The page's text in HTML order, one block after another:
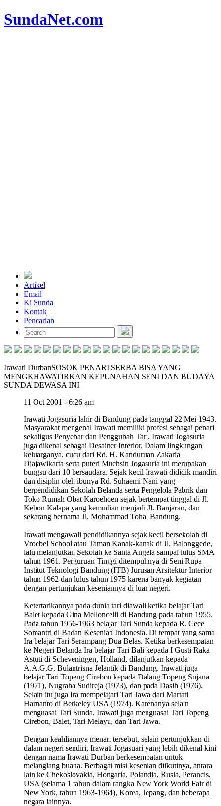
SundaNet.com
Artikel
Email
Ki Sunda
Kontak
Pencarian
Irawati DurbanSOSOK PENARI SERBA BISA YANG
MENGKHAWATIRKAN KEPUNAHAN SENI DAN BUDAYA
SUNDA DEWASA INI
11 Oct 2001 - 6:26 am
Irawati Jogasuria lahir di Bandung pada tanggal 22 Mei 1943.
Masyarakat mengenal Irawati memiliki profesi sebagai penari
sekaligus Penyebar dan Penggubah Tari. Irawati Jogasuria
juga dikenal sebagai Desainer Interior. Dalam lingkungan
keluarganya, cucu dari Rd. H. Kanduruan Zakaria
Djajawikarta serta puteri Muchsin Jogasuria ini merupakan
bungsu dari 10 bersaudara. Sejak kecil Irawati dididik mandiri
dan disiplin oleh ibunya Rd. Suhaemi Nani yang
berpendidikan Sekolah Belanda serta Pengelola Pabrik dan
Toko Rumah Obat Karoehoen sejak bertempat tinggal di Jl.
Kebon Kalapa yang kemudian menjadi Jl. Banjaran, dan
sekarang bernama Jl. Mohammad Toha, Bandung.
Irawati mengawali pendidikannya sejak kecil bersekolah di
Vroebel School atau Taman Kanak-kanak di Jl. Balonggede,
lalu melanjutkan Sekolah ke Santa Angela sampai lulus SMA
tahun 1961. Perguruan Tinggi ditempuhnya di Seni Rupa
Institut Teknologi Bandung (ITB) Jurusan Arsitektur Interior
tahun 1962 dan lulus tahun 1975 karena banyak kegiatan
dengan pertunjukan keseniannya di luar negeri.
Ketertarikannya pada dunia tari diawali ketika belajar Tari
Balet kepada Gina Melloncelli di Bandung pada tahun 1955.
Pada tahun 1956-1963 belajar Tari Sunda kepada R. Cece
Somantri di Badan Kesenian Indonesia. Di tempat yang sama
Ira belajar Tari Serampang Dua Belas. Ketika berkesempatan
ke Negeri Belanda Ira belajar Tari Bali kepada I Gusti Raka
Astuti di Scheveningen, Holland, dilanjutkan kepada
A.A.G.G. Bulantrisna Jelantik di Bandung. Irawati juga
belajar Tari Topeng Cirebon kepada Dalang Topeng Sujana
(1971), Nugraha Sudireja (1973), dan pada Dasih (1976).
Selain itu juga Ira mempelajari Tari Jawa dari Martati
Harnanto di Berkeley USA (1974). Karenanya selain
menguasai Tari Sunda, Irawati juga menguasai Tari Topeng
Cirebon, Balet, Tari Melayu, dan Tari Jawa.
Dengan keahliannya menari tersebut, selain pertunjukkan di
dalam negeri sendiri, Irawati Jogasuari yang lebih dikenal kini
dengan nama Irawati Durban berkesempatan untuk
melanglang buana. Berbagai misi kesenian diikutinya, antara
lain ke Chekoslovakia, Hongaria, Polandia, Rusia, Perancis,
USA (selama 1 tahun dalam rangka New York World Fair di
New York, tahun 1963-1964), Korea, Jepang, dan beberapa
negara lainnya.